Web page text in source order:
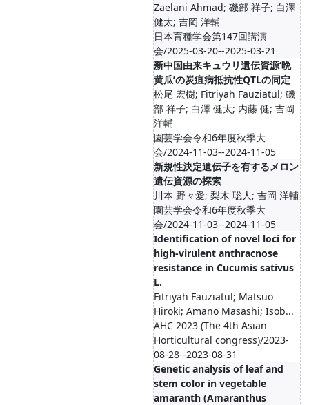
Zaelani Ahmad; 磯部 祥子; 白澤
健太; 吉岡 洋輔
日本育種学会第147回講演
会/2025-03-20--2025-03-21
新中国由来キュウリ遺伝資源‘晩
黄瓜’の炭疽病抵抗性QTLの同定
松尾 宏樹; Fitriyah Fauziatul; 磯
部 祥子; 白澤 健太; 内藤 健; 吉岡
洋輔
園芸学会令和6年度秋季大
会/2024-11-03--2024-11-05
新規性決定遺伝子を有するメロン
遺伝資源の探索
川本 野々愛; 梨木 聡人; 吉岡 洋輔
園芸学会令和6年度秋季大
会/2024-11-03--2024-11-05
Identification of novel loci for
high-virulent anthracnose
resistance in Cucumis sativus
L.
Fitriyah Fauziatul; Matsuo
Hiroki; Amano Masashi; Isob...
AHC 2023 (The 4th Asian
Horticultural congress)/2023-
08-28--2023-08-31
Genetic analysis of leaf and
stem color in vegetable
amaranth (Amaranthus